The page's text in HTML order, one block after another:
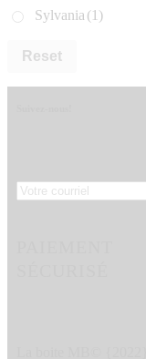
Sylvania (1)
Reset